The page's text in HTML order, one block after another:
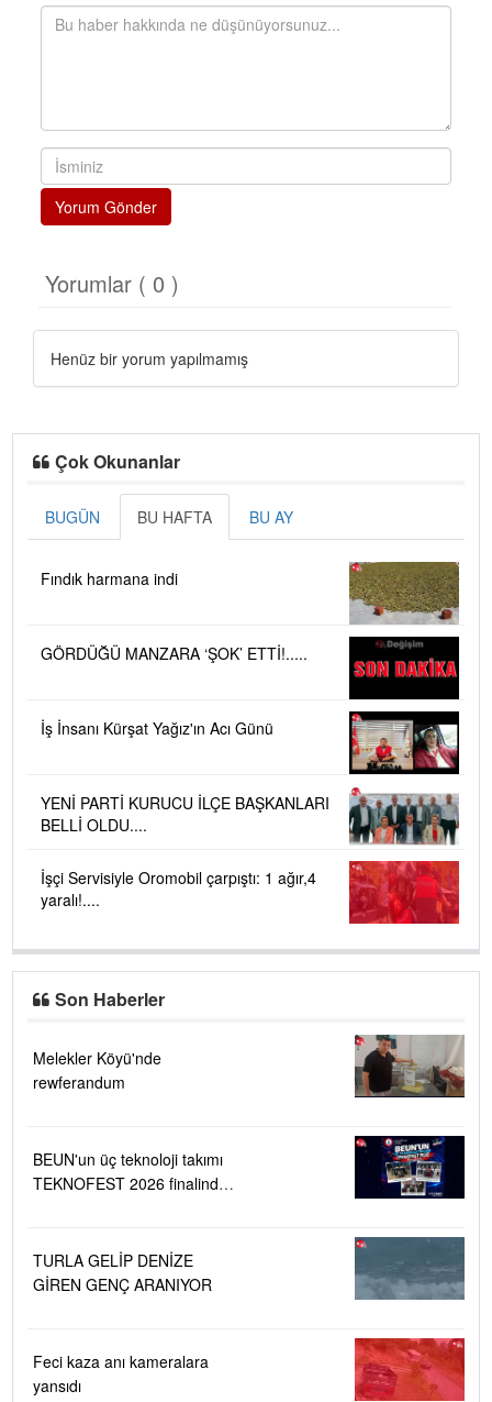
Yorum Gönder
Yorumlar ( 0 )
Henüz bir yorum yapılmamış
Çok Okunanlar
BUGÜN BU HAFTA BU AY
Fındık harmana indi
GÖRDÜĞÜ MANZARA ‘ŞOK’ ETTİ!.....
İş İnsanı Kürşat Yağız'ın Acı Günü
YENİ PARTİ KURUCU İLÇE BAŞKANLARI
BELLİ OLDU....
İşçi Servisiyle Oromobil çarpıştı: 1 ağır,4
yaralı!....
Son Haberler
Melekler Köyü'nde
rewferandum
BEUN'un üç teknoloji takımı
TEKNOFEST 2026 finalinde
TURLA GELİP DENİZE
GİREN GENÇ ARANIYOR
Feci kaza anı kameralara
yansıdı